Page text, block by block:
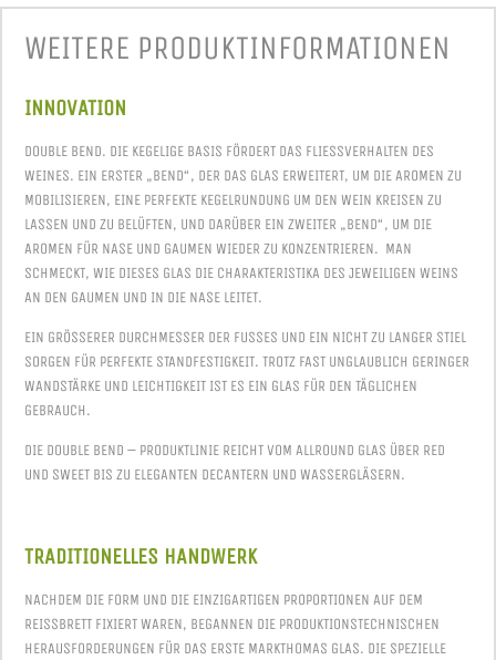
WEITERE PRODUKT­INFORMATIONEN
INNOVATION
DOUBLE BEND. DIE KEGELIGE BASIS FÖRDERT DAS FLIESSVERHALTEN DES W
EINES. EIN ERSTER „BEND“, DER DAS GLAS ERWEITERT, UM DIE AROMEN ZU M
OBILISIEREN, EINE PERFEKTE KEGELRUNDUNG UM DEN WEIN KREISEN ZU L
ASSEN UND ZU BELÜFTEN, UND DARÜBER EIN ZWEITER „BEND“, UM DIE A
ROMEN FÜR NASE UND GAUMEN WIEDER ZU KONZENTRIEREN. MAN S
CHMECKT, WIE DIESES GLAS DIE CHARAKTERISTIKA DES JEWEILIGEN WEINS A
N DEN GAUMEN UND IN DIE NASE LEITET.
EIN GRÖSSERER DURCHMESSER DER FUSSES UND EIN NICHT ZU LANGER STIEL SO
RGEN FÜR PERFEKTE STANDFESTIGKEIT. TROTZ FAST UNGLAUBLICH GERINGER WA
NDSTÄRKE UND LEICHTIGKEIT IST ES EIN GLAS FÜR DEN TÄGLICHEN GE
BRAUCH.
DIE DOUBLE BEND – PRODUKTLINIE REICHT VOM ALLROUND GLAS ÜBER RED
UND SWEET BIS ZU ELEGANTEN DECANTERN UND WASSERGLÄSERN.
TRADITIONELLES HANDWERK
NACHDEM DIE FORM UND DIE EINZIGARTIGEN PROPORTIONEN AUF DEM
REISSBRETT FIXIERT WAREN, BEGANNEN DIE PRODUKTIONSTECHNISCHEN H
ERAUSFORDERUNGEN FÜR DAS ERSTE MARKTHOMAS GLAS. DIE SPEZIELLE D